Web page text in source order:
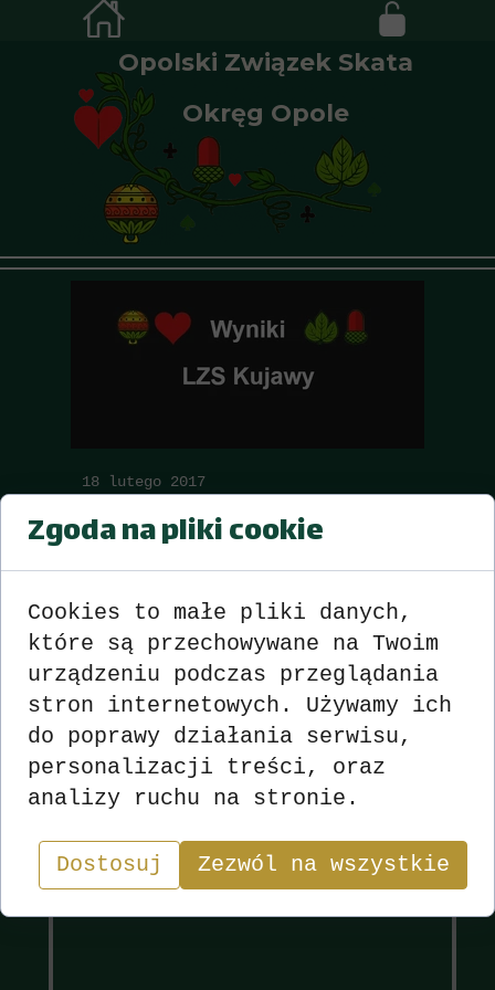
Opolski Związek Skata
Okręg Opole
Wyniki Sekcja
18 lutego 2017
MISTRZOSTWA GMINY W SKACIE O
PUCHAR WÓJTA GMINY DĄBROWA
Wyniki>>> zobacz <<<
"W skacie wygrywa nie ten, kto ma najlepsze karty,
Zgoda na pliki cookie
Cookies to małe pliki danych,
które są przechowywane na Twoim
urządzeniu podczas przeglądania
stron internetowych. Używamy ich
do poprawy działania serwisu,
personalizacji treści, oraz
analizy ruchu na stronie.
Dostosuj Zezwól na wszystkie